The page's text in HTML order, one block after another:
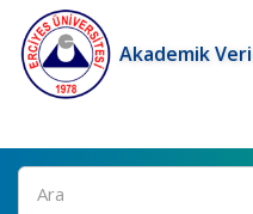
Akademik
Ara